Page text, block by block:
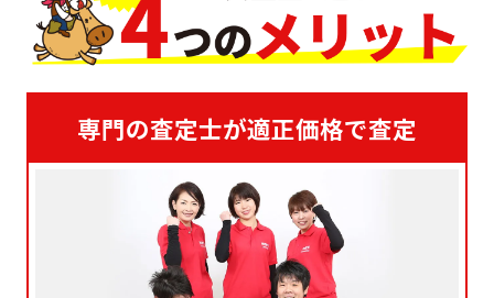
専門の査定士が適正価格で査定